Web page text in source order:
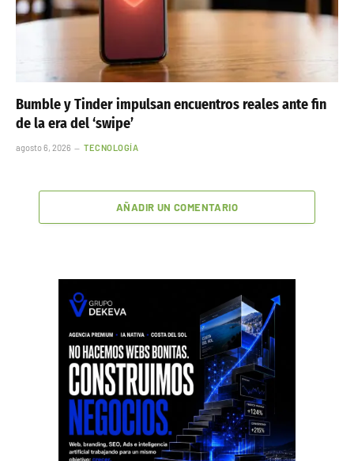
Bumble y Tinder impulsan encuentros reales ante fin
de la era del ‘swipe’
agosto 6, 2026 TECNOLOGÍA
AÑADIR UN COMENTARIO